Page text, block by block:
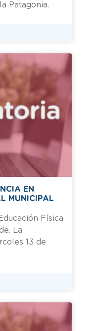
Patagonia.
EN
MUNICIPAL
Física
La
13 de